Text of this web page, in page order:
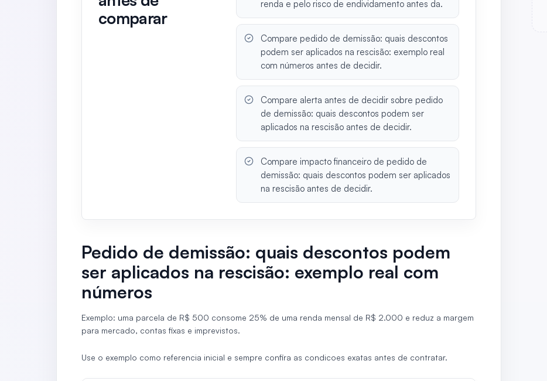
comparar
renda e pelo risco de endividamento antes da.
Compare pedido de demissão: quais descontos
podem ser aplicados na rescisão: exemplo real
com números antes de decidir.
Compare alerta antes de decidir sobre pedido
de demissão: quais descontos podem ser
aplicados na rescisão antes de decidir.
Compare impacto financeiro de pedido de
demissão: quais descontos podem ser aplicados
na rescisão antes de decidir.
Pedido de demissão: quais descontos podem
ser aplicados na rescisão: exemplo real com
números
Exemplo: uma parcela de R$ 500 consome 25% de uma renda mensal de R$ 2.000 e reduz a margem
para mercado, contas fixas e imprevistos.
Use o exemplo como referencia inicial e sempre confira as condicoes exatas antes de contratar.